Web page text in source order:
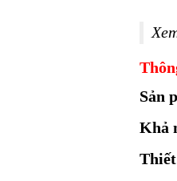
Sản
Khả